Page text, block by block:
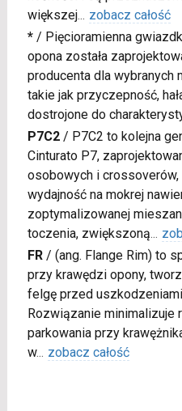
większej... zobacz całość
*/ Pięcioramienna
opona została
producenta dla wybranych
takie jak przyczepność,
dostrojone do
P7C2/ P7C2 to kolejna
Cinturato P7,
osobowych i crossoverów,
wydajność na mokrej
zoptymalizowanej
toczenia, zwiększoną...
FR/ (ang. Flange Rim) to
przy krawędzi opony,
felgę przed
Rozwiązanie minimalizuje
parkowania przy
w... zobacz całość